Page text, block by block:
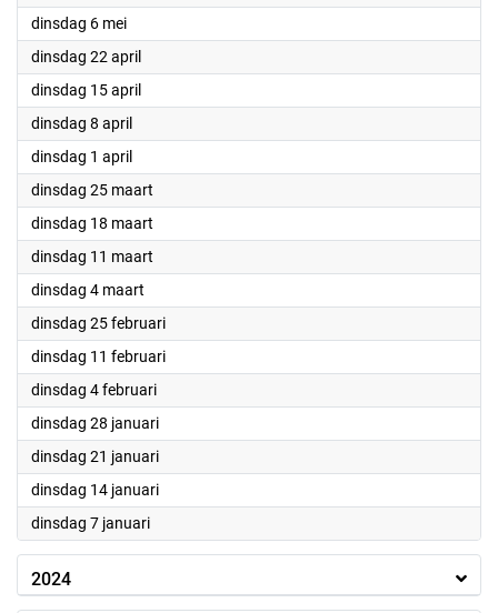
dinsdag 6 mei2025
dinsdag 22 april2025
dinsdag 15 april2025
dinsdag 8 april2025
dinsdag 1 april2025
dinsdag 25 maart
dinsdag 18 maart
dinsdag 11 maart
dinsdag 4 maart
dinsdag 25 februari2025
dinsdag 11 februari2025
dinsdag 4 februari2025
dinsdag 28 januari2025
dinsdag 21 januari2025
dinsdag 14 januari2025
dinsdag 7 januari2025
2024